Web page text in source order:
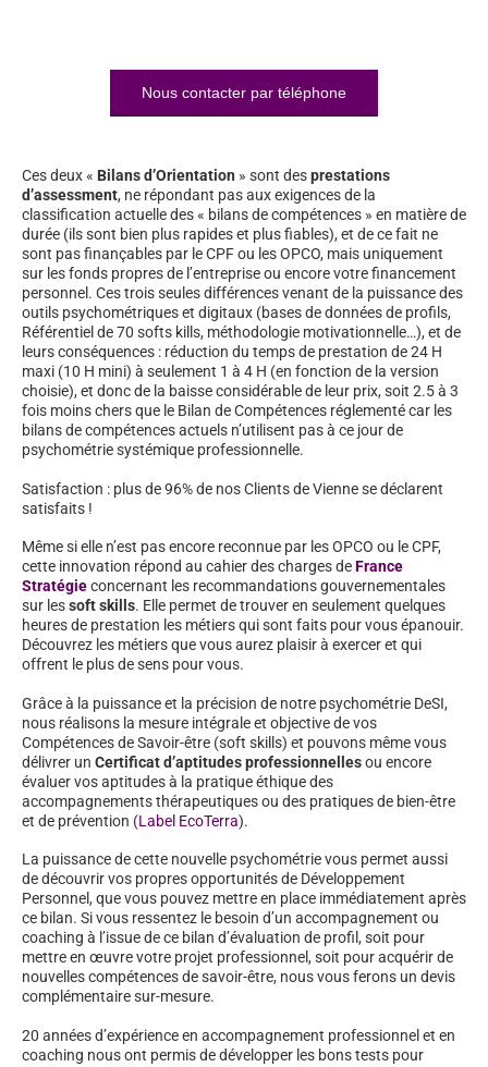
Nous contacter par téléphone
Ces deux « Bilans d’Orientation » sont desprestations
d’assessment, ne répondant pas aux exigences de la
classification actuelle des « bilans de compétences » en matière de
durée (ils sont bien plus rapides et plus fiables), et de ce fait ne
sont pas finançables par le CPF ou les OPCO, mais uniquement
sur les fonds propres de l’entreprise ou encore votre financement
personnel. Ces trois seules différences venant de la puissance des
outils psychométriques et digitaux (bases de données de profils,
Référentiel de 70 softs kills, méthodologie motivationnelle…), et de
leurs conséquences : réduction du temps de prestation de 24 H
maxi (10 H mini) à seulement 1 à 4 H (en fonction de la version
choisie), et donc de la baisse considérable de leur prix, soit 2.5 à 3
fois moins chers que le Bilan de Compétences réglementé car les
bilans de compétences actuels n’utilisent pas à ce jour de
psychométrie systémique professionnelle.
Satisfaction : plus de 96% de nos Clients de Vienne se déclarent
satisfaits !
Même si elle n’est pas encore reconnue par les OPCO ou le CPF,
cette innovation répond au cahier des charges deFrance
Stratégieconcernant les recommandations gouvernementales
sur lessoft skills. Elle permet de trouver en seulement quelques
heures de prestation les métiers qui sont faits pour vous épanouir.
Découvrez les métiers que vous aurez plaisir à exercer et qui
offrent le plus de sens pour vous.
Grâce à la puissance et la précision de notre psychométrie DeSI,
nous réalisons la mesure intégrale et objective de vos
Compétences de Savoir-être (soft skills) et pouvons même vous
délivrer un Certificat d’aptitudes professionnellesou encore
évaluer vos aptitudes à la pratique éthique des
accompagnements thérapeutiques ou des pratiques de bien-être
et de prévention (Label EcoTerra).
La puissance de cette nouvelle psychométrie vous permet aussi
de découvrir vos propres opportunités de Développement
Personnel, que vous pouvez mettre en place immédiatement après
ce bilan. Si vous ressentez le besoin d’un accompagnement ou
coaching à l’issue de ce bilan d’évaluation de profil, soit pour
mettre en œuvre votre projet professionnel, soit pour acquérir de
nouvelles compétences de savoir-être, nous vous ferons un devis
complémentaire sur-mesure.
20 années d’expérience en accompagnement professionnel et en
coaching nous ont permis de développer les bons tests pour